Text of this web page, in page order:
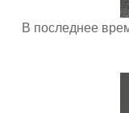
В последнее